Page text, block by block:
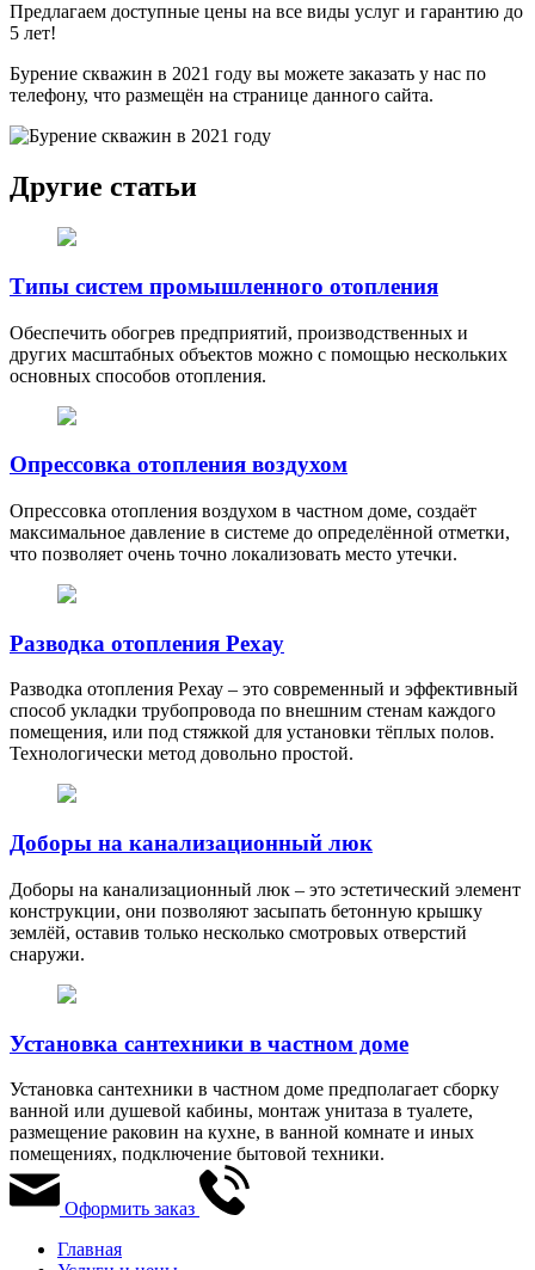
Предлагаем доступные цены на все виды услуг и гарантию до
5 лет!
Бурение скважин в 2021 году вы можете заказать у нас по
телефону, что размещён на странице данного сайта.
Другие статьи
Типы систем промышленного отопления
Обеспечить обогрев предприятий, производственных и
других масштабных объектов можно с помощью нескольких
основных способов отопления.
Опрессовка отопления воздухом
Опрессовка отопления воздухом в частном доме, создаёт
максимальное давление в системе до определённой отметки,
что позволяет очень точно локализовать место утечки.
Разводка отопления Рехау
Разводка отопления Рехау – это современный и эффективный
способ укладки трубопровода по внешним стенам каждого
помещения, или под стяжкой для установки тёплых полов.
Технологически метод довольно простой.
Доборы на канализационный люк
Доборы на канализационный люк – это эстетический элемент
конструкции, они позволяют засыпать бетонную крышку
землёй, оставив только несколько смотровых отверстий
снаружи.
Установка сантехники в частном доме
Установка сантехники в частном доме предполагает сборку
ванной или душевой кабины, монтаж унитаза в туалете,
размещение раковин на кухне, в ванной комнате и иных
помещениях, подключение бытовой техники.
Оформить заказ
Главная